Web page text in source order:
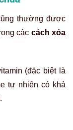
được dùng
chanh, axit
tác dụng làm mờ
sạch theo tỷ